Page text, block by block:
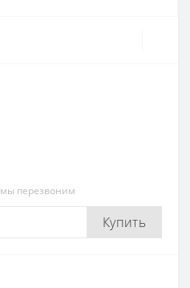
перезвоним
Купить